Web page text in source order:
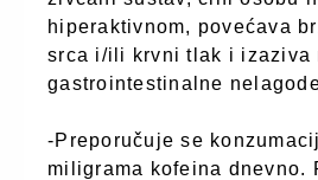
hiperaktivnom, povećava
srca i/ili krvni tlak i izaziva
gastrointestinalne
-Preporučuje se
miligrama kofeina dnevno.